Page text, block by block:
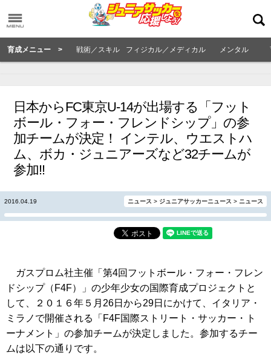
育成メニュー > 戦術／スキル フィジカル／メディカル メンタル
日本からFC東京U-14が出場する「フット
ボール・フォー・フレンドシップ」の参
加チームが決定！ インテル、ウエストハ
ム、ボカ・ジュニアーズなど32チームが
参加!!
2016.04.19 ニュース > ジュニアサッカーニュース > ニュース
ガスプロム社主催「第4回フットボール・フォー・フレン
ドシップ（F4F）」の少年少女の国際育成プロジェクトと
して、２０１６年５月26日から29日にかけて、イタリア・
ミラノで開催される「F4F国際ストリート・サッカー・ト
ーナメント」の参加チームが決定しました。参加するチー
ムは以下の通りです。